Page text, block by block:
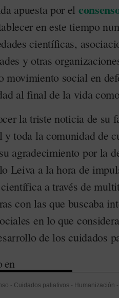
apuesta por el
en este tiempo
científicas,
y otras
movimiento social en
al final de la vida
la triste noticia de su
y toda la comunidad de
agradecimiento por la
Leiva a la hora de
a través de
con las que buscaba
en lo que
de los cuidados
en
- Cuidados paliativos - Humanización -